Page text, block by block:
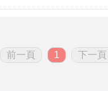
前一頁 1 下一頁